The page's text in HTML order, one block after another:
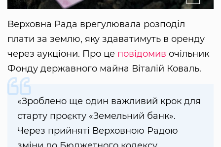
Верховна Рада врегулювала розподіл
плати за землю, яку здаватимуть в оренду
через аукціони. Про це повідомив очільник
Фонду державного майна Віталій Коваль.
«Зроблено ще один важливий крок для
старту проєкту «Земельний банк».
Через прийняті Верховною Радою